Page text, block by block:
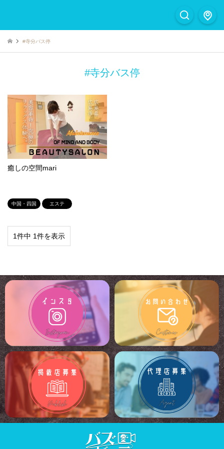
#寺分バス停
#寺分バス停
癒しの空間mari
中国・四国 エステ
1件中 1件を表示